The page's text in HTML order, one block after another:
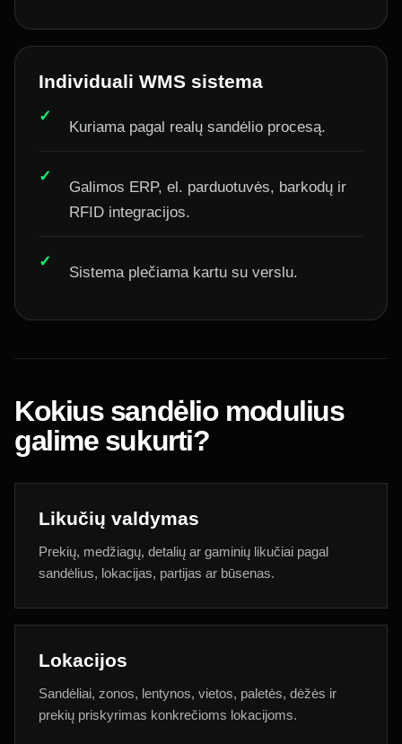
Individuali WMS sistema
Kuriama pagal realų sandėlio procesą.
Galimos ERP, el. parduotuvės, barkodų ir
RFID integracijos.
Sistema plečiama kartu su verslu.
Kokius sandėlio modulius
galime sukurti?
Likučių valdymas
Prekių, medžiagų, detalių ar gaminių likučiai pagal
sandėlius, lokacijas, partijas ar būsenas.
Lokacijos
Sandėliai, zonos, lentynos, vietos, paletės, dėžės ir
prekių priskyrimas konkrečioms lokacijoms.